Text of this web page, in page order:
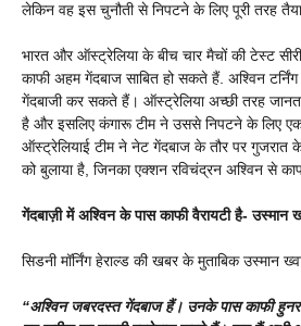
लेकिन वह इस चुनौती से निपटने के लिए पूरी तरह
भारत और ऑस्ट्रेलिया के बीच चार मैचों की टेस्ट
काफी अहम गेंदबाज साबित हो सकते हैं. अश्विन
गेंदबाजी कर सकते हैं। ऑस्ट्रेलिया अच्छी तरह
है और इसलिए कंगारू टीम ने उससे निपटने के लिए
ऑस्ट्रेलियाई टीम ने नेट गेंदबाज के तौर पर गुजरात
को बुलाया है, जिनका एक्शन रविचंद्रन अश्विन से
गेंदबाज़ी में अश्विन के पास काफी वैरायटी है- उस्मान
सिडनी मॉर्निंग हेराल्ड की खबर के मुताबिक उस्मान
“अश्विन जबरदस्त गेंदबाज हैं। उनके पास काफी